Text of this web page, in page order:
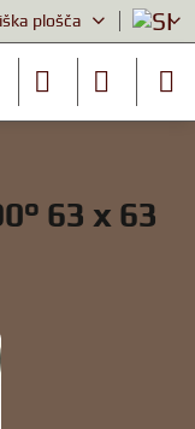
plošča
63 x 63